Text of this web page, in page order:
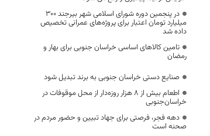
در پنجمین دوره شورای اسلامی شهر بیرجند ۳۰۰
میلیارد تومان اعتبار برای پروژه‌های عمرانی تخصیص
داده شد
تامین کالاهای اساسی خراسان جنوبی برای بهار و
رمضان
صنایع دستی خراسان جنوبی به برند تبدیل شود
اطعام بیش از 8 هزار روزه‌دار از محل موقوفات در
خراسان‌جنوبی
دهه فجر، فرصتی برای جهاد تبیین و حضور مردم در
صحنه است